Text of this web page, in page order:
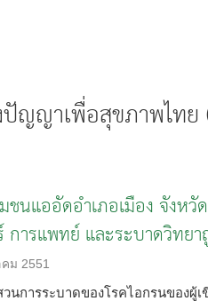
ปัญญาเพื่อสุขภาพไท
ชนแออัดอำเภอเมือง จังห
ารแพทย์ และระบาดวิทย
ม 2551
การระบาดของโรคไอกรนของผู้เ